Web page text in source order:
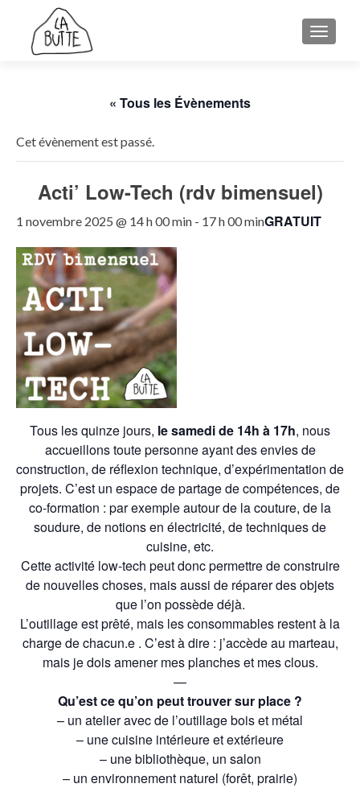
« Tous les Évènements
Cet évènement est passé.
Acti’ Low-Tech (rdv bimensuel)
1 novembre 2025 @ 14 h 00 min - 17 h 00 minGRATUIT
Tous les quinze jours, le samedi de 14h à 17h, nous
accueillons toute personne ayant des envies de
construction, de réflexion technique, d’expérimentation de
projets. C’est un espace de partage de compétences, de
co-formation : par exemple autour de la couture, de la
soudure, de notionsen électricité, detechniquesde
cuisine, etc.
Cette activité low-tech peut donc permettre de construire
de nouvelles choses, mais aussi de réparer des objets
que l’on possède déjà.
L’outillage est prêté, mais les consommables restent à la
charge de chacun.e . C’est à dire : j’accède au marteau,
mais je dois amener mes planches et mes clous.
—
Qu’est ce qu’on peut trouver sur place ?
– un atelier avec de l’outillage bois et métal
– une cuisine intérieure et extérieure
– une bibliothèque, un salon
– un environnement naturel (forêt, prairie)